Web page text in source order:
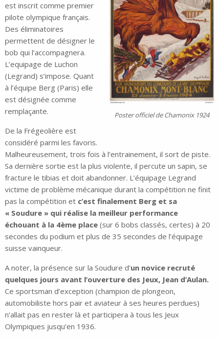
Poster officiel de Chamonix 1924
est inscrit comme premier
pilote olympique français.
Des éliminatoires
permettent de désigner le
bob qui l’accompagnera.
L’equipage de Luchon
(Legrand) s’impose. Quant
à l’équipe Berg (Paris) elle
est désignée comme
remplaçante.
De la Frégeolière est
considéré parmi les favoris.
Malheureusement, trois fois à l’entrainement, il sort de piste.
Sa dernière sortie est la plus violente, il percute un sapin, se
fracture le tibias et doit abandonner. L’équipage Legrand
victime de problème mécanique durant la compétition ne finit
pas la compétition et c’est finalement Berg et sa
« Soudure » qui réalise la meilleur performance
échouant à la 4ème place (sur 6 bobs classés, certes) à 20
secondes du podium et plus de 35 secondes de l’équipage
suisse vainqueur.
A noter, la présence sur la Soudure d’un novice recruté
quelques jours avant l’ouverture des Jeux, Jean d’Aulan.
Ce sportsman d’exception (champion de plongeon,
automobiliste hors pair et aviateur à ses heures perdues)
n’allait pas en rester là et participera à tous les Jeux
Olympiques jusqu’en 1936.